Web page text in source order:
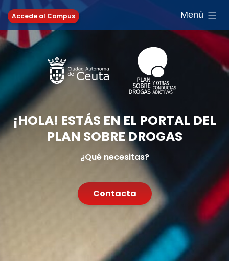
Saltar
contenido
Accede al Campus Menú
¡HOLA! ESTÁS EN EL PORTAL DEL
PLAN SOBRE DROGAS
¿Qué necesitas?
Contacta